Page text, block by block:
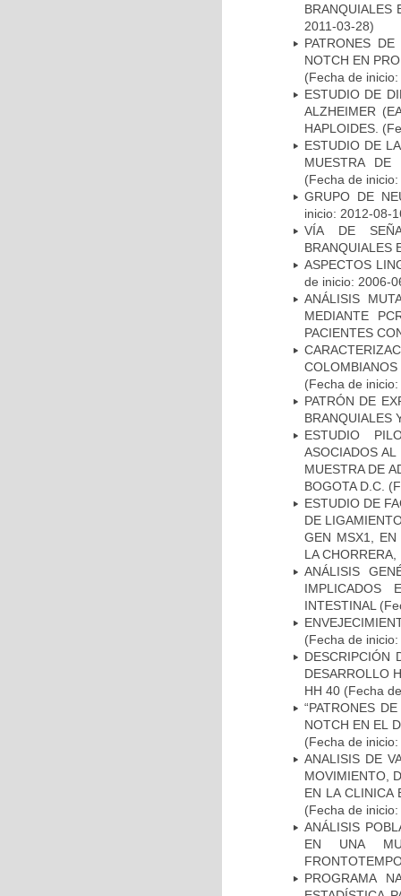
BRANQUIALES
2011-03-28)
PATRONES
NOTCH EN
(Fecha de
ESTUDIO DE
ALZHEIMER
HAPLOIDES.
ESTUDIO DE
MUESTRA DE
(Fecha de
GRUPO DE
inicio: 2012-08-
VÍA DE
BRANQUIALES
ASPECTOS
de inicio: 2006-
ANÁLISIS
MEDIANTE
PACIENTES
(Fecha de
PATRÓN DE
BRANQUIALES
ESTUDIO
ASOCIADOS
MUESTRA DE
BOGOTA D.C.
ESTUDIO DE
DE
GEN MSX1, EN
LA
ANÁLISIS
IMPLICADOS
INTESTINAL
(Fecha de
DESCRIPCIÓN
DESARROLLO
HH 40 (Fecha
“PATRONES
NOTCH EN EL
(Fecha de
ANALISIS DE
MOVIMIENTO,
EN LA CLINICA
(Fecha de
ANÁLISIS
EN UNA
PROGRAMA